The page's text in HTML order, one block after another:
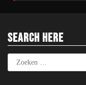
Search Here
Zoeken
naar: